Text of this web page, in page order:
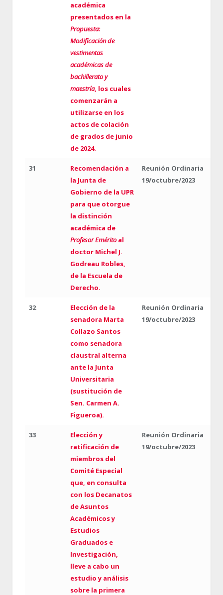
académica
presentados en la
Propuesta:
Modificación de
vestimentas
académicas de
bachillerato y
maestría, los cuales
comenzarán a
utilizarse en los
actos de colación
de grados de junio
de 2024.
31
Recomendación a
la Junta de
Gobierno de la UPR
para que otorgue
la distinción
académica de
Profesor Eméritoal
doctor Michel J.
Godreau Robles,
de la Escuela de
Derecho.
Reunión Ordinaria
19/octubre/2023
32
Elección de la
senadora Marta
Collazo Santos
como senadora
claustral alterna
ante la Junta
Universitaria
(sustitución de
Sen. Carmen A.
Figueroa).
Reunión Ordinaria
19/octubre/2023
33
Elección y
ratificación de
miembros del
Comité Especial
que, en consulta
con los Decanatos
de Asuntos
Académicos y
Estudios
Graduados e
Investigación,
lleve a cabo un
estudio y análisis
sobre la primera
Reunión Ordinaria
19/octubre/2023